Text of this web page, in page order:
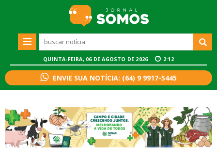
QUINTA-FEIRA, 06 DE AGOSTO DE 2026 2:12
ENVIE SUA NOTÍCIA: (64) 9 9917-5445